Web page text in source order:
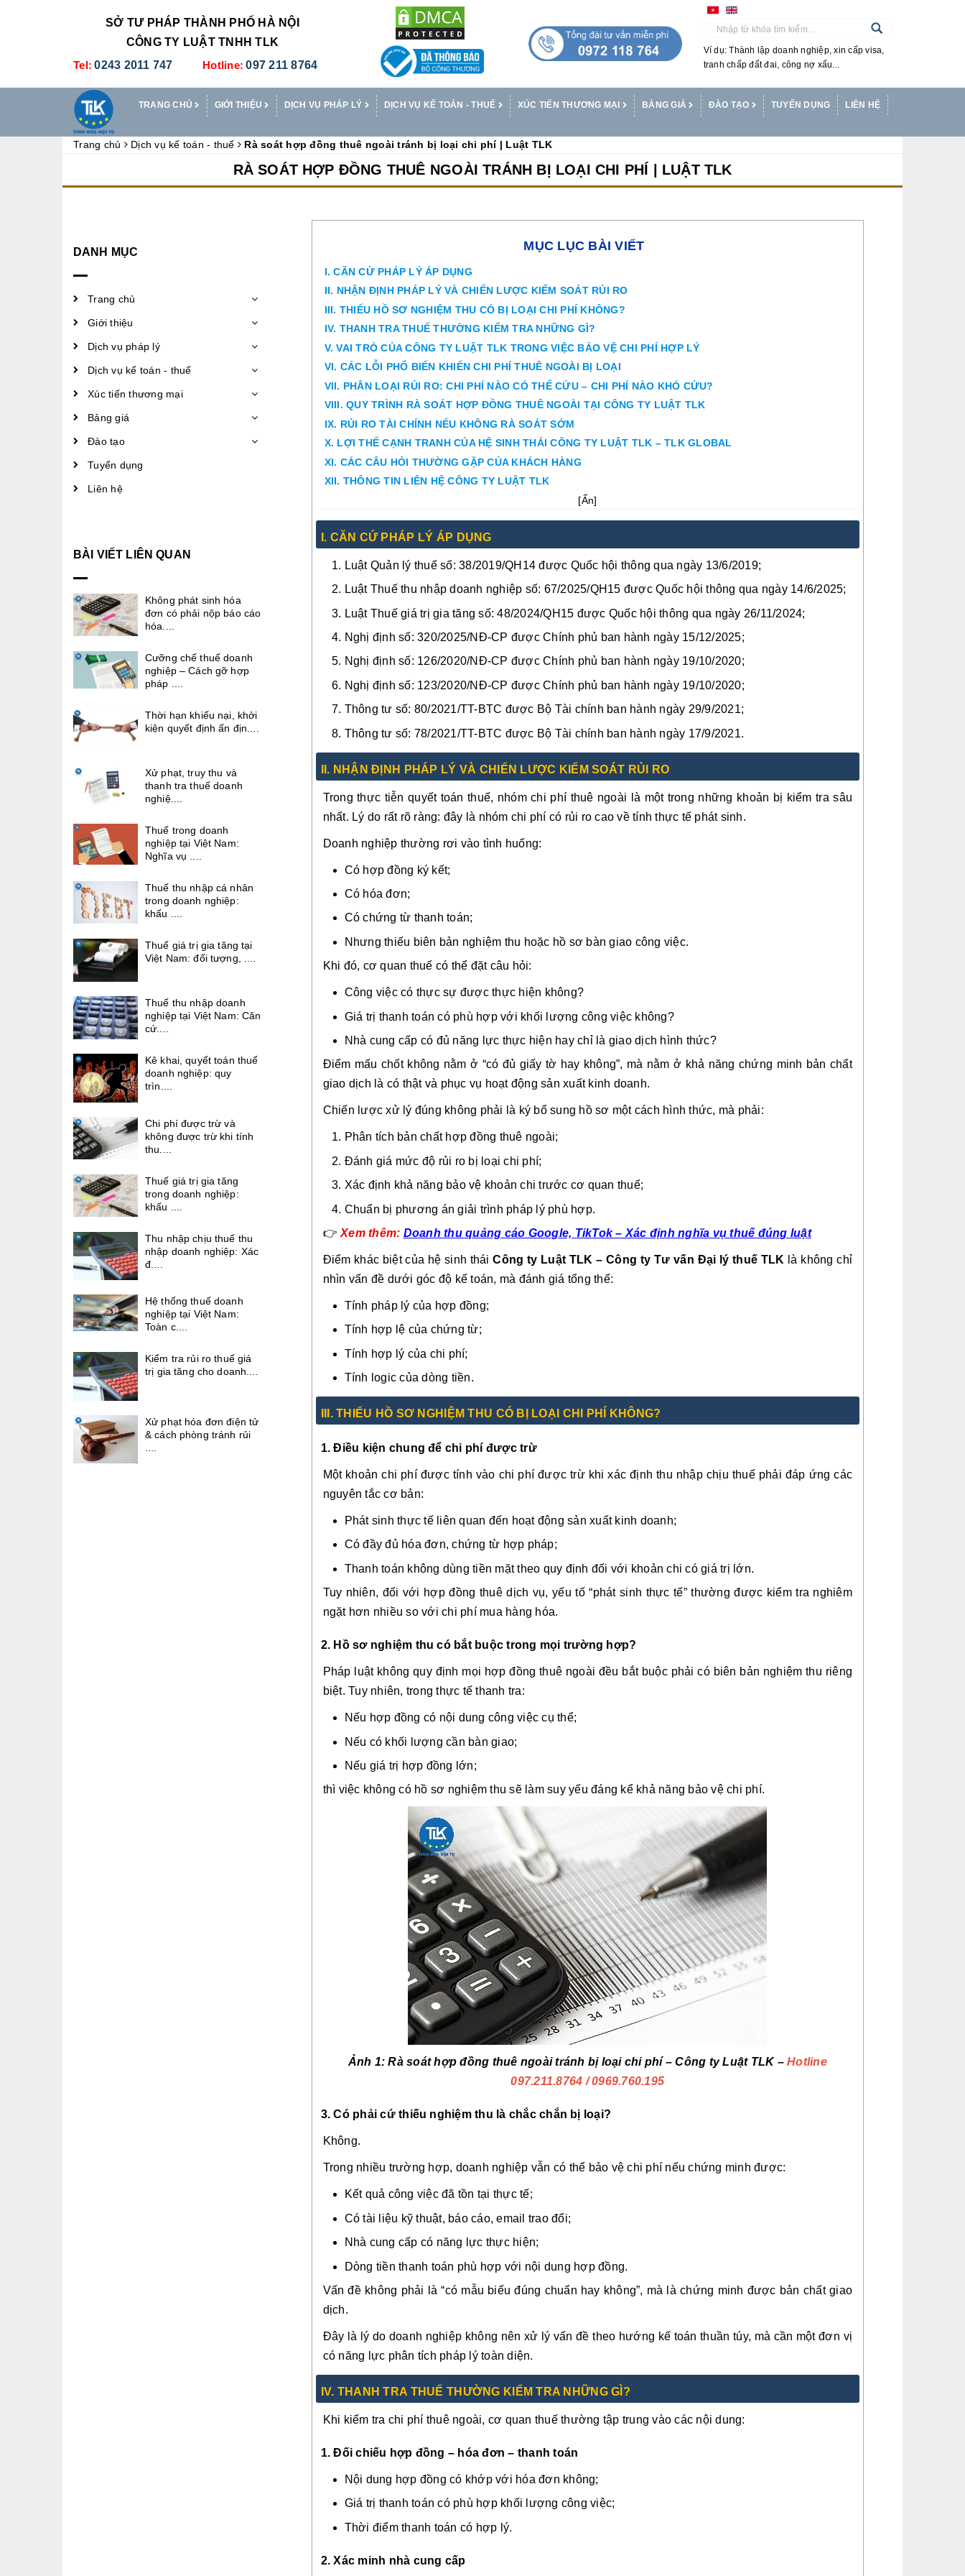
SỞ TƯ PHÁP THÀNH PHỐ HÀ NỘI
CÔNG TY LUẬT TNHH TLK
Tel: 0243 2011 747 Hotline: 097 211 8764
Ví dụ: Thành lập doanh nghiệp, xin cấp visa,
tranh chấp đất đai, công nợ xấu...
TRANG CHỦ GIỚI THIỆU DỊCH VỤ PHÁP LÝ DỊCH VỤ KẾ TOÁN - THUẾ XÚC TIẾN THƯƠNG MẠI BẢNG GIÁ ĐÀO TẠO TUYỂN DỤNG LIÊN HỆ
Trang chủ Dịch vụ kế toán - thuế Rà soát hợp đồng thuê ngoài tránh bị loại chi phí | Luật TLK
RÀ SOÁT HỢP ĐỒNG THUÊ NGOÀI TRÁNH BỊ LOẠI CHI PHÍ | LUẬT TLK
MỤC LỤC BÀI VIẾT
I. CĂN CỨ PHÁP LÝ ÁP DỤNG
II. NHẬN ĐỊNH PHÁP LÝ VÀ CHIẾN LƯỢC KIỂM SOÁT RỦI RO
III. THIẾU HỒ SƠ NGHIỆM THU CÓ BỊ LOẠI CHI PHÍ KHÔNG?
IV. THANH TRA THUẾ THƯỜNG KIỂM TRA NHỮNG GÌ?
V. VAI TRÒ CỦA CÔNG TY LUẬT TLK TRONG VIỆC BẢO VỆ CHI PHÍ HỢP LÝ
VI. CÁC LỖI PHỔ BIẾN KHIẾN CHI PHÍ THUÊ NGOÀI BỊ LOẠI
VII. PHÂN LOẠI RỦI RO: CHI PHÍ NÀO CÓ THỂ CỨU – CHI PHÍ NÀO KHÓ CỨU?
VIII. QUY TRÌNH RÀ SOÁT HỢP ĐỒNG THUÊ NGOÀI TẠI CÔNG TY LUẬT TLK
IX. RỦI RO TÀI CHÍNH NẾU KHÔNG RÀ SOÁT SỚM
X. LỢI THẾ CẠNH TRANH CỦA HỆ SINH THÁI CÔNG TY LUẬT TLK – TLK GLOBAL
XI. CÁC CÂU HỎI THƯỜNG GẶP CỦA KHÁCH HÀNG
XII. THÔNG TIN LIÊN HỆ CÔNG TY LUẬT TLK
[Ẩn]
I. CĂN CỨ PHÁP LÝ ÁP DỤNG
Luật Quản lý thuế số: 38/2019/QH14 được Quốc hội thông qua ngày 13/6/2019;
Luật Thuế thu nhập doanh nghiệp số: 67/2025/QH15 được Quốc hội thông qua ngày 14/6/2025;
Luật Thuế giá trị gia tăng số: 48/2024/QH15 được Quốc hội thông qua ngày 26/11/2024;
Nghị định số: 320/2025/NĐ-CP được Chính phủ ban hành ngày 15/12/2025;
Nghị định số: 126/2020/NĐ-CP được Chính phủ ban hành ngày 19/10/2020;
Nghị định số: 123/2020/NĐ-CP được Chính phủ ban hành ngày 19/10/2020;
Thông tư số: 80/2021/TT-BTC được Bộ Tài chính ban hành ngày 29/9/2021;
Thông tư số: 78/2021/TT-BTC được Bộ Tài chính ban hành ngày 17/9/2021.
II. NHẬN ĐỊNH PHÁP LÝ VÀ CHIẾN LƯỢC KIỂM SOÁT RỦI RO
Trong thực tiễn quyết toán thuế, nhóm chi phí thuê ngoài là một trong những khoản bị kiểm tra sâu
nhất. Lý do rất rõ ràng: đây là nhóm chi phí có rủi ro cao về tính thực tế phát sinh.
Doanh nghiệp thường rơi vào tình huống:
Có hợp đồng ký kết;
Có hóa đơn;
Có chứng từ thanh toán;
Nhưng thiếu biên bản nghiệm thu hoặc hồ sơ bàn giao công việc.
Khi đó, cơ quan thuế có thể đặt câu hỏi:
Công việc có thực sự được thực hiện không?
Giá trị thanh toán có phù hợp với khối lượng công việc không?
Nhà cung cấp có đủ năng lực thực hiện hay chỉ là giao dịch hình thức?
Điểm mấu chốt không nằm ở “có đủ giấy tờ hay không”, mà nằm ở khả năng chứng minh bản chất
giao dịch là có thật và phục vụ hoạt động sản xuất kinh doanh.
Chiến lược xử lý đúng không phải là ký bổ sung hồ sơ một cách hình thức, mà phải:
Phân tích bản chất hợp đồng thuê ngoài;
Đánh giá mức độ rủi ro bị loại chi phí;
Xác định khả năng bảo vệ khoản chi trước cơ quan thuế;
Chuẩn bị phương án giải trình pháp lý phù hợp.
👉 Xem thêm: Doanh thu quảng cáo Google, TikTok – Xác định nghĩa vụ thuế đúng luật
Điểm khác biệt của hệ sinh tháiCông ty Luật TLK – Công ty Tư vấn Đại lý thuế TLK là không chỉ
nhìn vấn đề dưới góc độ kế toán, mà đánh giá tổng thể:
Tính pháp lý của hợp đồng;
Tính hợp lệ của chứng từ;
Tính hợp lý của chi phí;
Tính logic của dòng tiền.
III. THIẾU HỒ SƠ NGHIỆM THU CÓ BỊ LOẠI CHI PHÍ KHÔNG?
1. Điều kiện chung để chi phí được trừ
Một khoản chi phí được tính vào chi phí được trừ khi xác định thu nhập chịu thuế phải đáp ứng các
nguyên tắc cơ bản:
Phát sinh thực tế liên quan đến hoạt động sản xuất kinh doanh;
Có đầy đủ hóa đơn, chứng từ hợp pháp;
Thanh toán không dùng tiền mặt theo quy định đối với khoản chi có giá trị lớn.
Tuy nhiên, đối với hợp đồng thuê dịch vụ, yếu tố “phát sinh thực tế” thường được kiểm tra nghiêm
ngặt hơn nhiều so với chi phí mua hàng hóa.
2. Hồ sơ nghiệm thu có bắt buộc trong mọi trường hợp?
Pháp luật không quy định mọi hợp đồng thuê ngoài đều bắt buộc phải có biên bản nghiệm thu riêng
biệt. Tuy nhiên, trong thực tế thanh tra:
Nếu hợp đồng có nội dung công việc cụ thể;
Nếu có khối lượng cần bàn giao;
Nếu giá trị hợp đồng lớn;
thì việc không có hồ sơ nghiệm thu sẽ làm suy yếu đáng kể khả năng bảo vệ chi phí.
Ảnh 1: Rà soát hợp đồng thuê ngoài tránh bị loại chi phí – Công ty Luật TLK –Hotline
097.211.8764/ 0969.760.195
3. Có phải cứ thiếu nghiệm thu là chắc chắn bị loại?
Không.
Trong nhiều trường hợp, doanh nghiệp vẫn có thể bảo vệ chi phí nếu chứng minh được:
Kết quả công việc đã tồn tại thực tế;
Có tài liệu kỹ thuật, báo cáo, email trao đổi;
Nhà cung cấp có năng lực thực hiện;
Dòng tiền thanh toán phù hợp với nội dung hợp đồng.
Vấn đề không phải là “có mẫu biểu đúng chuẩn hay không”, mà là chứng minh được bản chất giao
dịch.
Đây là lý do doanh nghiệp không nên xử lý vấn đề theo hướng kế toán thuần túy, mà cần một đơn vị
có năng lực phân tích pháp lý toàn diện.
IV. THANH TRA THUẾ THƯỜNG KIỂM TRA NHỮNG GÌ?
Khi kiểm tra chi phí thuê ngoài, cơ quan thuế thường tập trung vào các nội dung:
1. Đối chiếu hợp đồng – hóa đơn – thanh toán
Nội dung hợp đồng có khớp với hóa đơn không;
Giá trị thanh toán có phù hợp khối lượng công việc;
Thời điểm thanh toán có hợp lý.
2. Xác minh nhà cung cấp
DANH MỤC
Trang chủ
Giới thiệu
Dịch vụ pháp lý
Dịch vụ kế toán - thuế
Xúc tiến thương mại
Bảng giá
Đào tạo
Tuyển dụng
Liên hệ
BÀI VIẾT LIÊN QUAN
Không phát sinh hóa
đơn có phải nộp báo cáo
hóa....
Cưỡng chế thuế doanh
nghiệp – Cách gỡ hợp
pháp ....
Thời hạn khiếu nại, khởi
kiện quyết định ấn địn....
Xử phạt, truy thu và
thanh tra thuế doanh
nghiệ....
Thuế trong doanh
nghiệp tại Việt Nam:
Nghĩa vụ ....
Thuế thu nhập cá nhân
trong doanh nghiệp:
khấu ....
Thuế giá trị gia tăng tại
Việt Nam: đối tượng, ....
Thuế thu nhập doanh
nghiệp tại Việt Nam: Căn
cứ....
Kê khai, quyết toán thuế
doanh nghiệp: quy
trìn....
Chi phí được trừ và
không được trừ khi tính
thu....
Thuế giá trị gia tăng
trong doanh nghiệp:
khấu ....
Thu nhập chịu thuế thu
nhập doanh nghiệp: Xác
đ....
Hệ thống thuế doanh
nghiệp tại Việt Nam:
Toàn c....
Kiểm tra rủi ro thuế giá
trị gia tăng cho doanh....
Xử phạt hóa đơn điện tử
& cách phòng tránh rủi